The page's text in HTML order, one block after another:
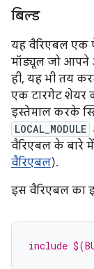
बिल्ड
यह वैरिएबल एक
मॉड्यूल जो आपने
ही, यह भी तय
एक टारगेट शेयर
इस्तेमाल करके
LOCAL_MODULE
वैरिएबल के बारे
वैरिएबल).
इस वैरिएबल का
include